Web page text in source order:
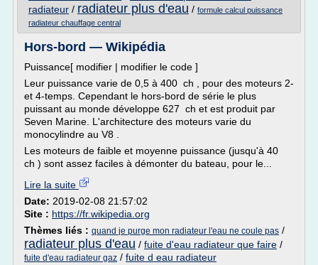
radiateur / radiateur plus d'eau / formule calcul puissance
radiateur chauffage central
Hors-bord — Wikipédia
Puissance[ modifier | modifier le code ]
Leur puissance varie de 0,5 à 400 ch , pour des moteurs 2-
et 4-temps. Cependant le hors-bord de série le plus
puissant au monde développe 627 ch et est produit par
Seven Marine. L'architecture des moteurs varie du
monocylindre au V8 .
Les moteurs de faible et moyenne puissance (jusqu'à 40
ch ) sont assez faciles à démonter du bateau, pour le...
Lire la suite
Date: 2019-02-08 21:57:02
Site : https://fr.wikipedia.org
Thèmes liés : quand je purge mon radiateur l'eau ne coule pas /
radiateur plus d'eau / fuite d'eau radiateur que faire /
fuite d'eau radiateur gaz / fuite d eau radiateur